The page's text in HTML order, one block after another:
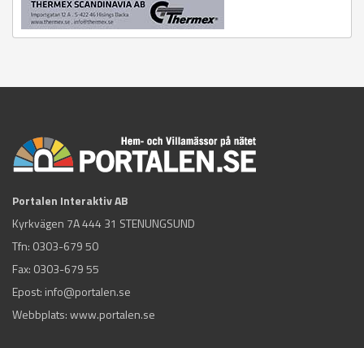
Portalen Interaktiv AB
Kyrkvägen 7A 444 31 STENUNGSUND
Tfn: 0303-679 50
Fax: 0303-679 55
Epost: info@portalen.se
Webbplats: www.portalen.se